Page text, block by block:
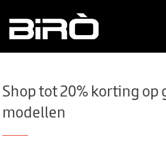
Shop tot 20% korting op
modellen